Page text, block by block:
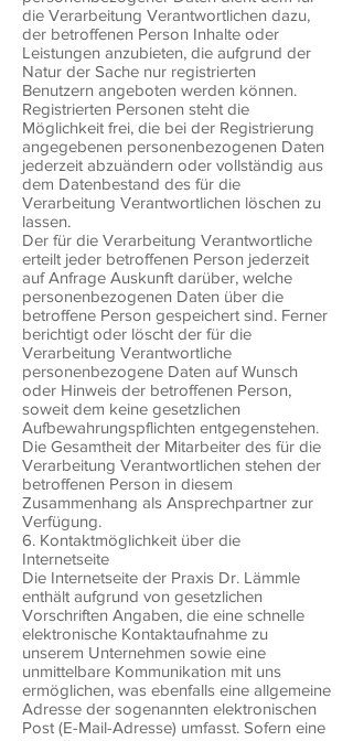
die Verarbeitung Verantwortlichen dazu,
der betroffenen Person Inhalte oder
Leistungen anzubieten, die aufgrund der
Natur der Sache nur registrierten
Benutzern angeboten werden können.
Registrierten Personen steht die
Möglichkeit frei, die bei der Registrierung
angegebenen personenbezogenen Daten
jederzeit abzuändern oder vollständig aus
dem Datenbestand des für die
Verarbeitung Verantwortlichen löschen zu
lassen.
Der für die Verarbeitung Verantwortliche
erteilt jeder betroffenen Person jederzeit
auf Anfrage Auskunft darüber, welche
personenbezogenen Daten über die
betroffene Person gespeichert sind. Ferner
berichtigt oder löscht der für die
Verarbeitung Verantwortliche
personenbezogene Daten auf Wunsch
oder Hinweis der betroffenen Person,
soweit dem keine gesetzlichen
Aufbewahrungspflichten entgegenstehen.
Die Gesamtheit der Mitarbeiter des für die
Verarbeitung Verantwortlichen stehen der
betroffenen Person in diesem
Zusammenhang als Ansprechpartner zur
Verfügung.
6. Kontaktmöglichkeit über die
Internetseite
Die Internetseite der Praxis Dr. Lämmle
enthält aufgrund von gesetzlichen
Vorschriften Angaben, die eine schnelle
elektronische Kontaktaufnahme zu
unserem Unternehmen sowie eine
unmittelbare Kommunikation mit uns
ermöglichen, was ebenfalls eine allgemeine
Adresse der sogenannten elektronischen
Post (E-Mail-Adresse) umfasst. Sofern eine